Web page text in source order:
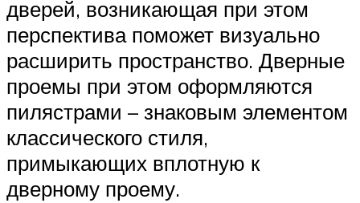
дверей, возникающая при этом
перспектива поможет визуально
расширить пространство. Дверные
проемы при этом оформляются
пилястрами – знаковым элементом
классического стиля,
примыкающих вплотную к
дверному проему.